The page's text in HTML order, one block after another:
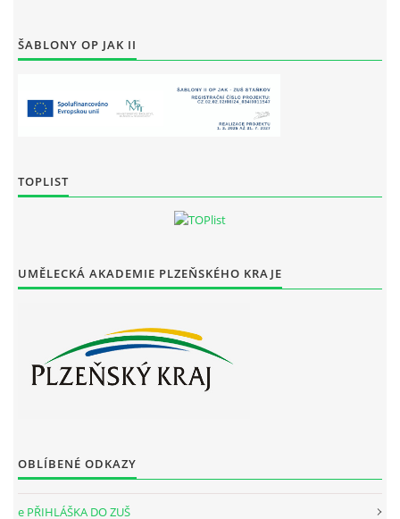
ŠABLONY OP JAK II
TOPLIST
UMĚLECKÁ AKADEMIE PLZEŇSKÉHO KRAJE
OBLÍBENÉ ODKAZY
e PŘIHLÁŠKA DO ZUŠ